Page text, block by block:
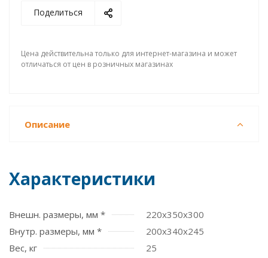
Поделиться
Цена действительна только для интернет-магазина и может
отличаться от цен в розничных магазинах
Описание
Характеристики
Внешн. размеры, мм *
220х350х300
Внутр. размеры, мм *
200х340х245
Вес, кг
25